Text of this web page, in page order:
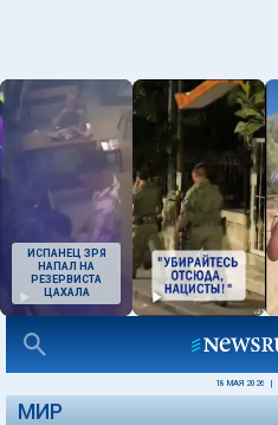
ИСПАНЕЦ ЗРЯ
НАПАЛ НА
РЕЗЕРВИСТА
ЦАХАЛА
18 МАЯ 2026
МИР